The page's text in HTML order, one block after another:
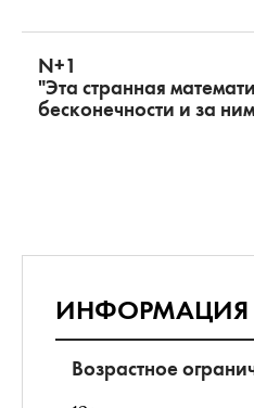
N+1
"Эта странная
бесконечности и за
ИНФОРМАЦИЯ
Возрастное